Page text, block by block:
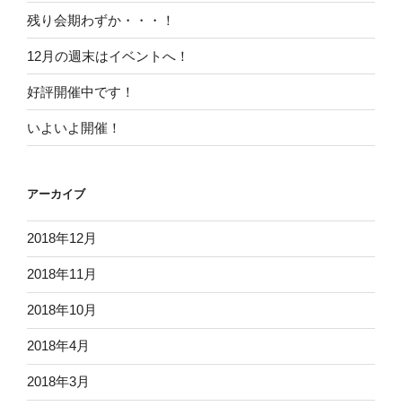
残り会期わずか・・・！
12月の週末はイベントへ！
好評開催中です！
いよいよ開催！
アーカイブ
2018年12月
2018年11月
2018年10月
2018年4月
2018年3月